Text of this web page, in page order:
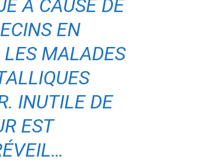
À CAUSE DE
EN
MALADES
INUTILE DE
EST